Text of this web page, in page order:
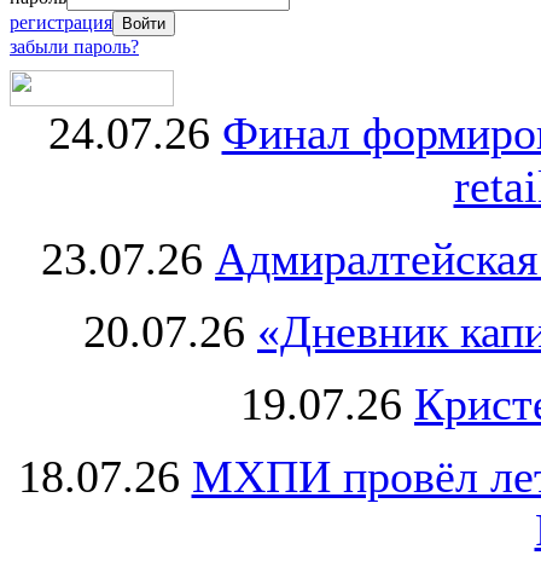
регистрация
забыли пароль?
24.07.26 Финал
23.07.26
20.07.26 «Дневник
19.07.26
18.07.26 МХПИ провёл